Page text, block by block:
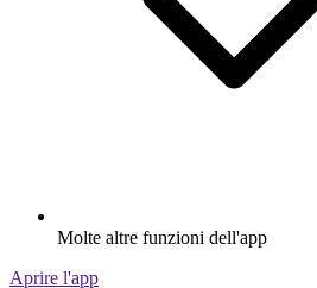
Molte altre funzioni dell'app
Aprire l'app